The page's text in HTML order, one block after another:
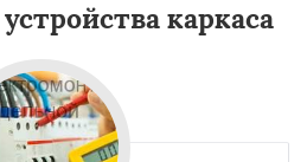
каркаса